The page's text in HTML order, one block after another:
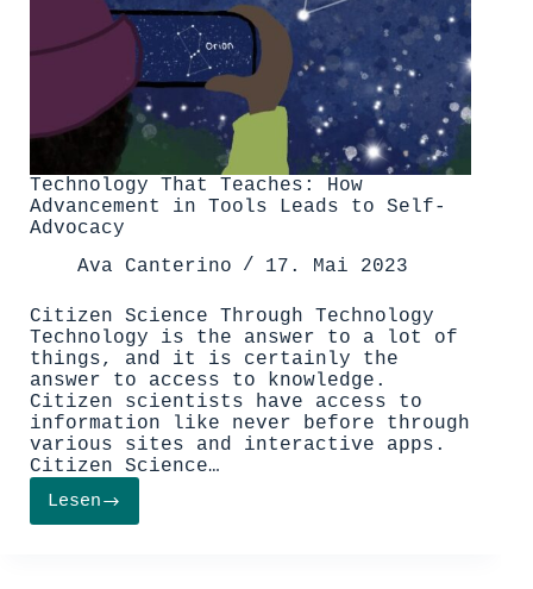
Technology That Teaches: How
Advancement in Tools Leads to Self-
Advocacy
Ava Canterino
17. Mai 2023
Citizen Science Through Technology
Technology is the answer to a lot of
things, and it is certainly the
answer to access to knowledge.
Citizen scientists have access to
information like never before through
various sites and interactive apps.
Citizen Science…
LesenTechnology
That